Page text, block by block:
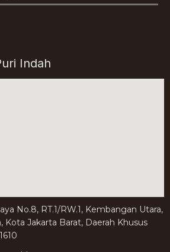
Indah
No.8, RT.1/RW.1, Kembangan Utara,
Kota Jakarta Barat, Daerah Khusus